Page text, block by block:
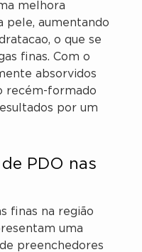
melhora
pele, aumentando
o que se
finas. Com o
absorvidos
recém-formado
por um
PDO nas
finas na região
uma
preenchedores